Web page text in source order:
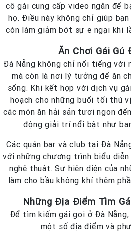
cô gái cung cấp video ngắn để
họ. Điều này không chỉ giúp
còn làm giảm bớt sự e ngại khi
Ăn Chơi Gái Gú
Đà Nẵng không chỉ nổi tiếng với
mà còn là nơi lý tưởng để ăn
sống. Khi kết hợp với dịch vụ
hoạch cho những buổi tối thú
các món ăn hải sản tươi ngon
động giải trí nổi bật như
Các quán bar và club tại Đà
với những chương trình biểu
nghệ thuật. Sự hiện diện của
làm cho bầu không khí thêm
Những Địa Điểm Tìm
Để tìm kiếm gái gọi ở Đà
một số địa điểm và